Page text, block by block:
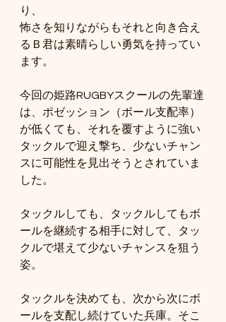
り、
怖さを知りながらもそれと向き合え
るＢ君は素晴らしい勇気を持ってい
ます。
今回の姫路RUGBYスクールの先輩達
は、ポゼッション（ボール支配率）
が低くても、それを覆すように強い
タックルで迎え撃ち、少ないチャン
スに可能性を見出そうとされていま
した。
タックルしても、タックルしてもボ
ールを継続する相手に対して、タッ
クルで堪えて少ないチャンスを狙う
姿。
タックルを決めても、次から次にボ
ールを支配し続けていた兵庫。そこ